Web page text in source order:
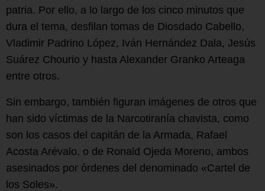
patria. Por ello, a lo largo de los cinco minutos que
dura el tema, desfilan tomas de Diosdado Cabello,
Vladimir Padrino López, Iván Hernández Dala, Jesús
Suárez Chourio y hasta Alexander Granko Arteaga
entre otros.
Sin embargo, también figuran imágenes de otros que
han sido víctimas de la Narcotiranía chavista, como
son los casos del capitán de la Armada, Rafael
Acosta Arévalo, o de Ronald Ojeda Moreno, ambos
asesinados por órdenes del denominado «Cartel de
los Soles».